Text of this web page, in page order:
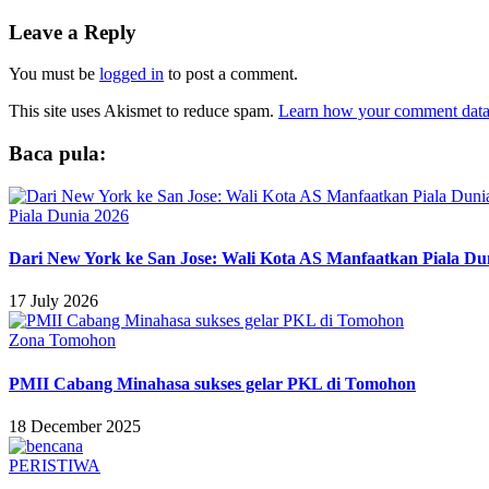
Leave a Reply
You must be logged in to post a comment.
This site uses Akismet to reduce spam. Learn how your comment
Baca pula:
Piala Dunia 2026
Dari New York ke San Jose: Wali Kota AS Manfaatkan Piala
17 July 2026
Zona Tomohon
PMII Cabang Minahasa sukses gelar PKL di Tomohon
18 December 2025
PERISTIWA